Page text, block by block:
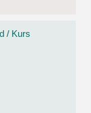
/ Kurs